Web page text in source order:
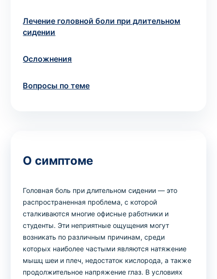
Лечение головной боли при длительном
сидении
Осложнения
Вопросы по теме
О симптоме
Головная боль при длительном сидении — это
распространенная проблема, с которой
сталкиваются многие офисные работники и
студенты. Эти неприятные ощущения могут
возникать по различным причинам, среди
которых наиболее частыми являются натяжение
мышц шеи и плеч, недостаток кислорода, а также
продолжительное напряжение глаз. В условиях
сроки выполнения исследований по телефонам,